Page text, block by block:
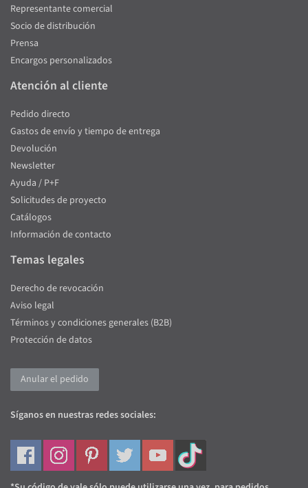
Representante comercial
Socio de distribución
Prensa
Encargos personalizados
Atención al cliente
Pedido directo
Gastos de envío y tiempo de entrega
Devolución
Newsletter
Ayuda / P+F
Solicitudes de proyecto
Catálogos
Información de contacto
Temas legales
Derecho de revocación
Aviso legal
Términos y condiciones generales (B2B)
Protección de datos
Anular el pedido
Síganos en nuestras redes sociales: